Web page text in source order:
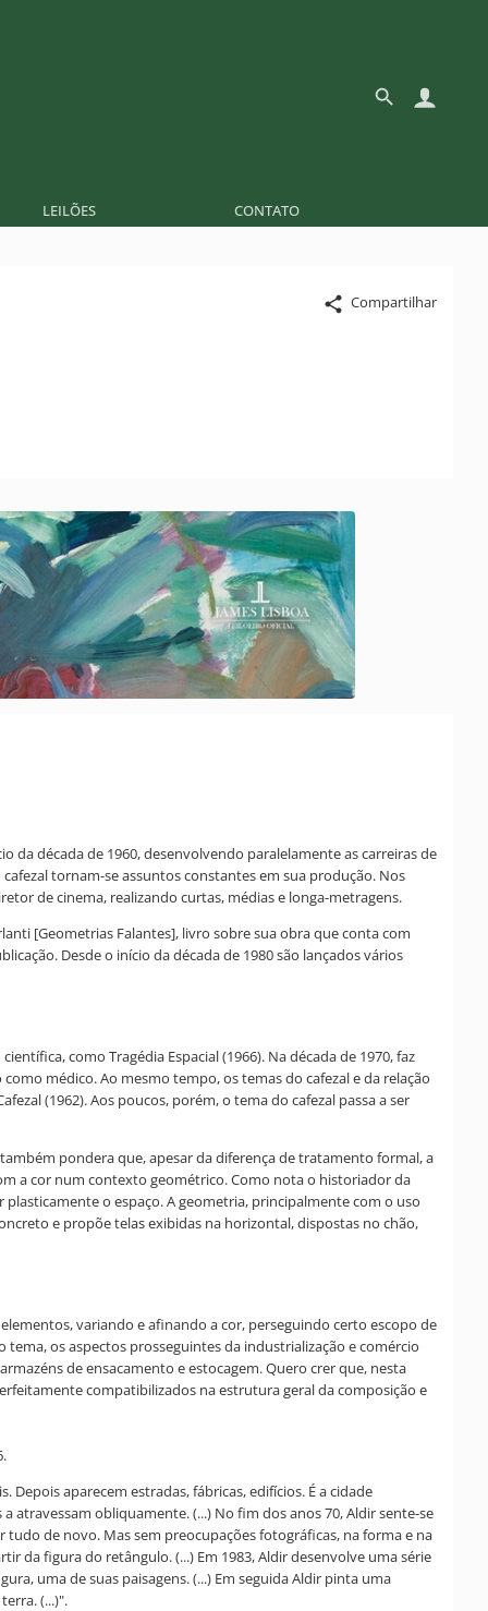
LEILÕES CONTATO
Compartilhar
da década de 1960, desenvolvendo paralelamente as carreiras de
tornam-se assuntos constantes em sua produção. Nos
de cinema, realizando curtas, médias e longa-metragens.
[Geometrias Falantes], livro sobre sua obra que conta com
Desde o início da década de 1980 são lançados vários
como Tragédia Espacial (1966). Na década de 1970, faz
médico. Ao mesmo tempo, os temas do cafezal e da relação
(1962). Aos poucos, porém, o tema do cafezal passa a ser
pondera que, apesar da diferença de tratamento formal, a
a cor num contexto geométrico. Como nota o historiador da
o espaço. A geometria, principalmente com o uso
e propõe telas exibidas na horizontal, dispostas no chão,
variando e afinando a cor, perseguindo certo escopo de
os aspectos prosseguintes da industrialização e comércio
de ensacamento e estocagem. Quero crer que, nesta
compatibilizados na estrutura geral da composição e
Depois aparecem estradas, fábricas, edifícios. É a cidade
atravessam obliquamente. (...) No fim dos anos 70, Aldir sente-se
de novo. Mas sem preocupações fotográficas, na forma e na
da figura do retângulo. (...) Em 1983, Aldir desenvolve uma série
uma de suas paisagens. (...) Em seguida Aldir pinta uma
(...)".